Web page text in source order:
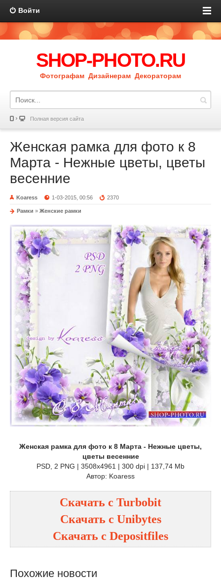
Войти
SHOP-PHOTO.RU
Фотографам Дизайнерам Декораторам
Полная версия сайта
Женская рамка для фото к 8
Марта - Нежные цветы, цветы
весенние
Koaress 1-03-2015, 00:56 2370
Рамки » Женские рамки
Женская рамка для фото к 8 Марта - Нежные цветы,
цветы весенние
PSD, 2 PNG | 3508x4961 | 300 dpi | 137,74 Mb
Автор: Koaress
Скачать с Turbobit
Скачать с Unibytes
Скачать с Depositfiles
Похожие новости